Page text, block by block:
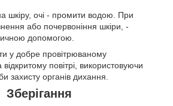
шкіру, очі - промити водою. При
або почервоніння шкіри, -
допомогою.
у добре провітрюваному
повітрі, використовуючи
захисту органів дихання.
Зберігання